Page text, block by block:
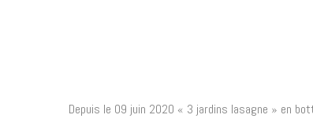
Depuis le 09 juin 2020 « 3 jardins lasagne » en